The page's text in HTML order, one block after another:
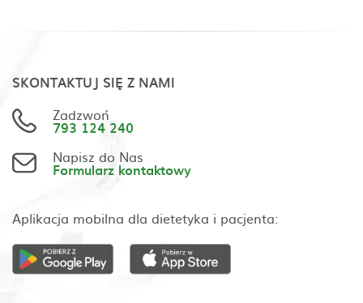
SKONTAKTUJ SIĘ Z NAMI
Zadzwoń
793 124 240
Napisz do Nas
Formularz kontaktowy
Aplikacja mobilna dla dietetyka i pacjenta: